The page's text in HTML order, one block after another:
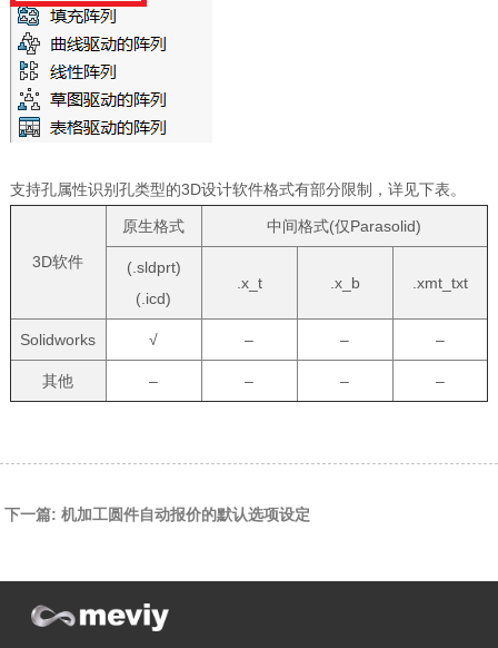
支持孔属性识别孔类型的3D设计软件格式有部分限制，详见下表。
3D软件
原生格式 中间格式(仅Parasolid)
(.sldprt)
(.icd)
.x_t .x_b .xmt_txt
Solidworks √ – – –
其他 – – – –
下一篇: 机加工圆件自动报价的默认选项设定